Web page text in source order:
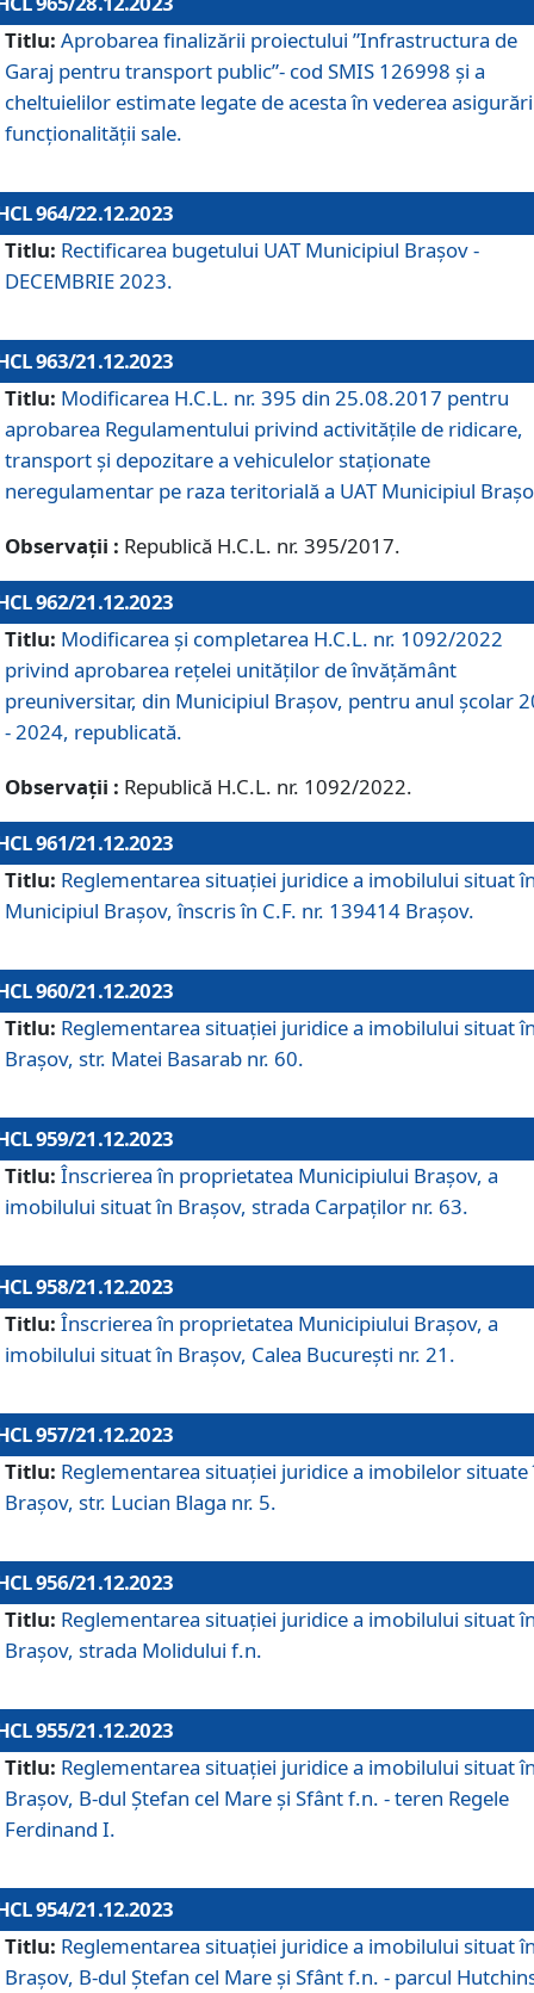
Titlu: Aprobarea finalizării proiectului ”Infrastructura de
Garaj pentru transport public”- cod SMIS 126998 și a
cheltuielilor estimate legate de acesta în vederea
funcționalității sale.
964/22.12.2023
Titlu: Rectificarea bugetului UAT Municipiul Braşov -
DECEMBRIE 2023.
963/21.12.2023
Titlu: Modificarea H.C.L. nr. 395 din 25.08.2017 pentru
aprobarea Regulamentului privind activitățile de ridicare,
transport şi depozitare a vehiculelor staționate
neregulamentar pe raza teritorială a UAT Municipiul
Observații : Republică H.C.L. nr. 395/2017.
962/21.12.2023
Titlu: Modificarea și completarea H.C.L. nr. 1092/2022
privind aprobarea rețelei unităților de învăţământ
preuniversitar, din Municipiul Braşov, pentru anul școlar
- 2024, republicată.
Observații : Republică H.C.L. nr. 1092/2022.
961/21.12.2023
Titlu: Reglementarea situației juridice a imobilului situat
Municipiul Brașov, înscris în C.F. nr. 139414 Brașov.
960/21.12.2023
Titlu: Reglementarea situației juridice a imobilului situat
Brașov, str. Matei Basarab nr. 60.
959/21.12.2023
Titlu: Înscrierea în proprietatea Municipiului Brașov, a
imobilului situat în Brașov, strada Carpaților nr. 63.
958/21.12.2023
Titlu: Înscrierea în proprietatea Municipiului Brașov, a
imobilului situat în Brașov, Calea București nr. 21.
957/21.12.2023
Titlu: Reglementarea situației juridice a imobilelor situate
Brașov, str. Lucian Blaga nr. 5.
956/21.12.2023
Titlu: Reglementarea situației juridice a imobilului situat
Brașov, strada Molidului f.n.
955/21.12.2023
Titlu: Reglementarea situației juridice a imobilului situat
Brașov, B-dul Ștefan cel Mare și Sfânt f.n. - teren Regele
Ferdinand I.
954/21.12.2023
Titlu: Reglementarea situației juridice a imobilului situat
Brașov, B-dul Ștefan cel Mare și Sfânt f.n. - parcul